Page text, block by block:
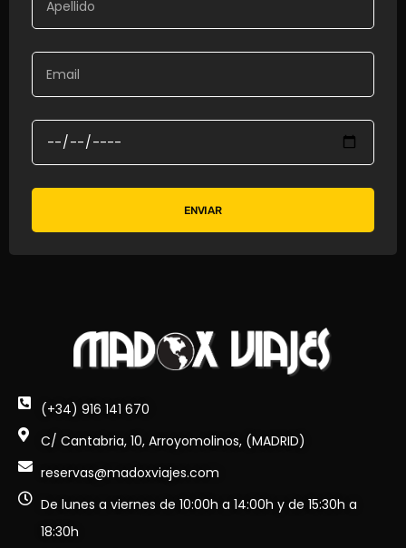
ENVIAR
(+34) 916 141 670
C/ Cantabria, 10, Arroyomolinos, (MADRID)
reservas@madoxviajes.com
De lunes a viernes de 10:00h a 14:00h y de 15:30h a
18:30h